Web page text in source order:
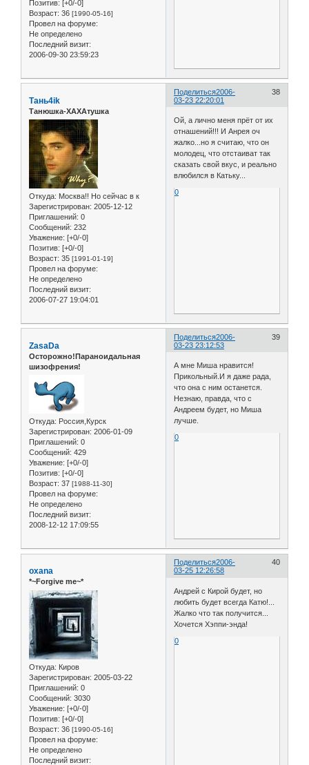
Позитив: [+0/-0]
Возраст: 36 [1990-05-16]
Провел на форуме:
Не определено
Последний визит:
2006-09-30 23:59:23
Поделиться 38
2006-
03-23 22:20:01
Тань4ik
Танюшка-ХАХАтушка
Откуда: Москва!! Но сейчас в к
Зарегистрирован: 2005-12-12
Приглашений: 0
Сообщений: 232
Уважение: [+0/-0]
Позитив: [+0/-0]
Возраст: 35 [1991-01-19]
Провел на форуме:
Не определено
Последний визит:
2006-07-27 19:04:01
Ой, а лично меня прёт от их
отнашений!!! И Анрея оч
жалко...но я считаю, что он
молодец, что отстаиват так
сказать свой вкус, и реально
влюбился в Катьку...
0
Поделиться 39
2006-
03-23 23:12:53
ZasaDa
Осторожно!Параноидальная
шизофрения!
Откуда: Россия,Курск
Зарегистрирован: 2006-01-09
Приглашений: 0
Сообщений: 429
Уважение: [+0/-0]
Позитив: [+0/-0]
Возраст: 37 [1988-11-30]
Провел на форуме:
Не определено
Последний визит:
2008-12-12 17:09:55
А мне Миша нравится!
Прикольный.И я даже рада,
что она с ним останется.
Незнаю, правда, что с
Андреем будет, но Миша
лучше.
0
Поделиться 40
2006-
03-25 12:26:58
oxana
*~Forgive me~*
Откуда: Киров
Зарегистрирован: 2005-03-22
Приглашений: 0
Сообщений: 3030
Уважение: [+0/-0]
Позитив: [+0/-0]
Возраст: 36 [1990-05-16]
Провел на форуме:
Не определено
Последний визит:
Андрей с Кирой будет, но
любить будет всегда Катю!...
Жалко что так получится...
Хочется Хэппи-энда!
0